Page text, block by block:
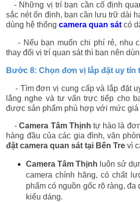
- Những vị trí bạn cần cố định
sắc nét ổn định, bạn cần lưu trữ dài
dùng hệ thốngcamera quan sát có
- Nếu bạn muốn chi phí rẻ, nhu
thay đổi vị trí quan sát thì bạn nên
Bước 8: Chọn đơn vị lắp đặt uy tín
- Tìm đơn vị cung cấp và lắp đặt
lắng nghe và tư vấn trực tiếp cho
được sản phẩm phù hợp với mức giá
-Camera Tâm Thịnhtự hào là
hàng đầu của các gia đình, văn
đặt camera quan sát tại Bến Tre vì
Camera Tâm Thịnh luôn sử
camera chính hãng, có chất
phẩm có nguồn gốc rõ ràng, đa
kiểu dáng.